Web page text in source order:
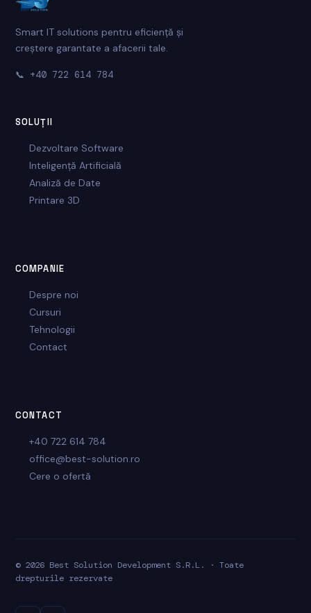
Smart IT solutions pentru eficiență și
creștere garantate a afacerii tale.
📞 +40 722 614 784
SOLUȚII
Dezvoltare Software
Inteligență Artificială
Analiză de Date
Printare 3D
COMPANIE
Despre noi
Cursuri
Tehnologii
Contact
CONTACT
+40 722 614 784
office@best-solution.ro
Cere o ofertă
© 2026 Best Solution Development S.R.L. · Toate
drepturile rezervate